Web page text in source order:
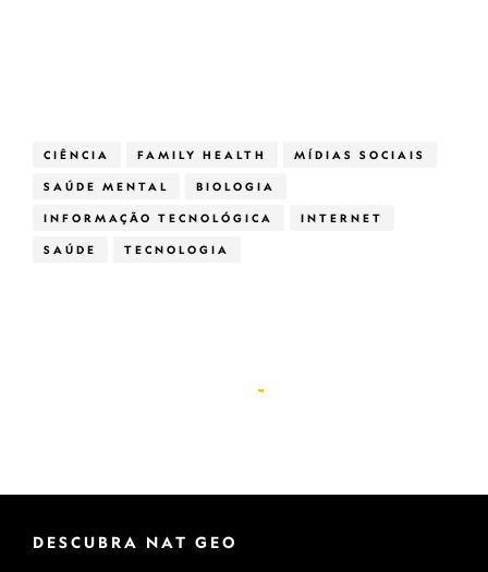
CIÊNCIA FAMILY HEALTH MÍDIAS SOCIAIS
SAÚDE MENTAL BIOLOGIA
INFORMAÇÃO TECNOLÓGICA INTERNET
SAÚDE TECNOLOGIA
DESCUBRA NAT GEO